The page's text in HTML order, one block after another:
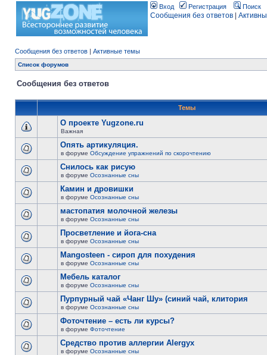
Вход Регистрация Поиск
Сообщения без ответов
Сообщения без ответов | Активные темы
Список форумов
Сообщения без ответов
Темы
О проекте Yugzone.ru
Важная
Опять артикуляция.
в форуме Обсуждение упражнений по скорочтению
Снилось как рисую
в форуме Осознанные сны
Камин и дровишки
в форуме Осознанные сны
мастопатия молочной железы
в форуме Осознанные сны
Просветление и йога-сна
в форуме Осознанные сны
Mangosteen - сироп для похудения
в форуме Осознанные сны
Мебель каталог
в форуме Осознанные сны
Пурпурный чай «Чанг Шу» (синий чай, клитория
в форуме Осознанные сны
Фоточтение – есть ли курсы?
в форуме Фоточтение
Cредство против аллергии Alergyx
в форуме Осознанные сны